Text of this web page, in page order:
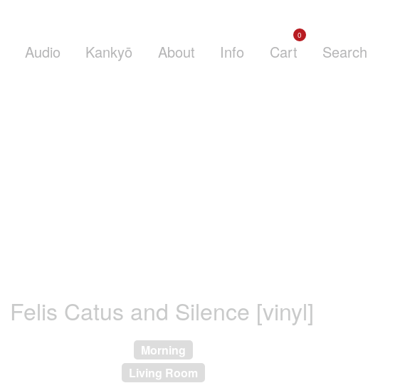
Audio Kankyō About Info Cart
0
Search
Felis Catus and Silence [vinyl]
Morning
Living Room